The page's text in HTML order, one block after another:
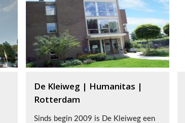
De Kleiweg | Humanitas |
Rotterdam
Sinds begin 2009 is De Kleiweg een